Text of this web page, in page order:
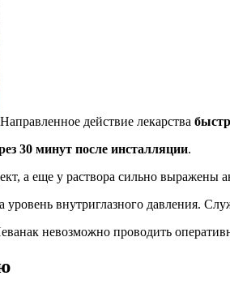
Направленное действие лекарства
30 минут после инсталляции.
а еще у раствора сильно выражены
уровень внутриглазного давления.
невозможно проводить